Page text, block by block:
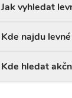
Jak vyhledat
Kde najdu
Kde hledat